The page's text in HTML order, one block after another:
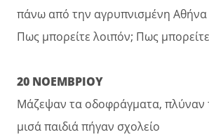
πάνω από την αγρυπνισμένη Αθήνα
Πως μπορείτε λοιπόν; Πως
20 ΝΟΕΜΒΡΙΟΥ
Μάζεψαν τα οδοφράγματα, πλύναν
μισά παιδιά πήγαν σχολείο